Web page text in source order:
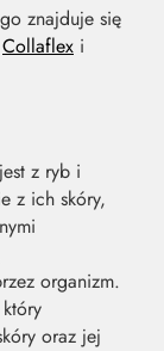
znajduje się
Collaflex i
z ryb i
z ich skóry,
organizm.
oraz jej